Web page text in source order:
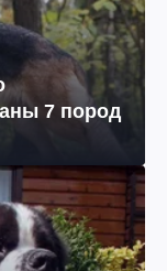
7 пород